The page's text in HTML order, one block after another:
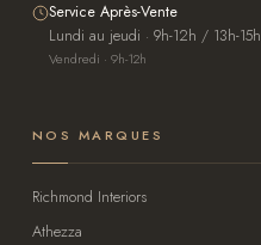
Service Après-Vente
Lundi au jeudi · 9h-12h / 13h-15h
Vendredi · 9h-12h
NOS MARQUES
Richmond Interiors
Athezza